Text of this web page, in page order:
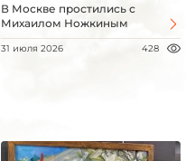
В Москве простились с
Михаилом Ножкиным
31 июля 2026 428